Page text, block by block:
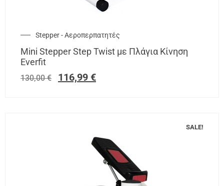
Stepper - Αεροπερπατητές
Mini Stepper Step Twist με Πλάγια Κίνηση
Everfit
130,00€ 116,99 €
SALE!